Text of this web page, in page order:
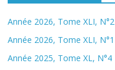
Année 2026, Tome XLI, N°2
Année 2026, Tome XLI, N°1
Année 2025, Tome XL, N°4